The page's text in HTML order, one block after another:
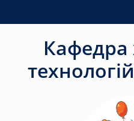
Кафедра